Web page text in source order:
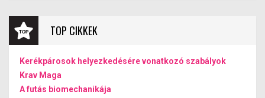
TOP CIKKEK
Kerékpárosok helyezkedésére vonatkozó szabályok
Krav Maga
A futás biomechanikája